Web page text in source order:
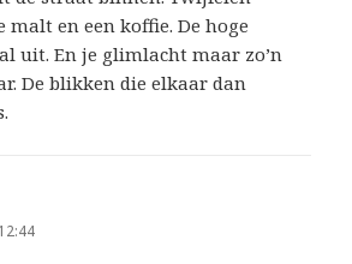
malt en een koffie. De hoge
uit. En je glimlacht maar zo’n
De blikken die elkaar dan